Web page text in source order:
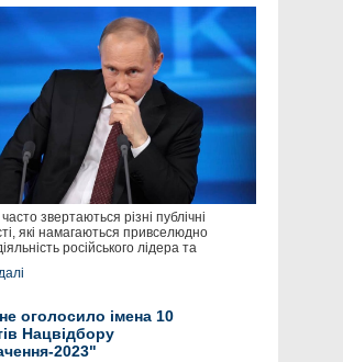
звертаються різні публічні
які намагаються привселюдно
російського лідера та
оголосило імена 10
Нацвідбору
2023"